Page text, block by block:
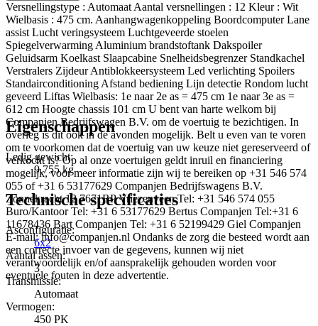
Versnellingstype : Automaat Aantal versnellingen : 12 Kleur : Wit
Wielbasis : 475 cm. Aanhangwagenkoppeling Boordcomputer Lane
assist Lucht veringsysteem Luchtgeveerde stoelen
Spiegelverwarming Aluminium brandstoftank Dakspoiler
Geluidsarm Koelkast Slaapcabine Snelheidsbegrenzer Standkachel
Verstralers Zijdeur Antiblokkeersysteem Led verlichting Spoilers
Standairconditioning Afstand bediening Lijn detectie Rondom lucht
geveerd Liftas Wielbasis: 1e naar 2e as = 475 cm 1e naar 3e as =
612 cm Hoogte chassis 101 cm U bent van harte welkom bij
Companjen Bedrijfswagen B.V. om de voertuig te bezichtigen. In
overleg is dit ook in de avonden mogelijk. Belt u even van te voren
om te voorkomen dat de voertuig van uw keuze niet gereserveerd of
verkocht is? Op al onze voertuigen geldt inruil en financiering
mogelijk, voor meer informatie zijn wij te bereiken op +31 546 574
055 of +31 6 53177629 Companjen Bedrijfswagens B.V.
Zonnekracht 12 7671RP Vriezenveen Tel: +31 546 574 055
Buro/Kantoor Tel: +31 6 53177629 Bertus Companjen Tel:+31 6
11678436 Bart Companjen Tel: +31 6 52199429 Giel Companjen
E-mail: info@companjen.nl Ondanks de zorg die besteed wordt aan
een correcte invoer van de gegevens, kunnen wij niet
verantwoordelijk en/of aansprakelijk gehouden worden voor
eventuele fouten in deze advertentie.
Eigenschappen
Ledig gewicht:
9.755 kg
Technische specificaties
Asconfiguratie:
6x2
Aantal assen:
3
Transmissie:
Automaat
Vermogen:
450 PK